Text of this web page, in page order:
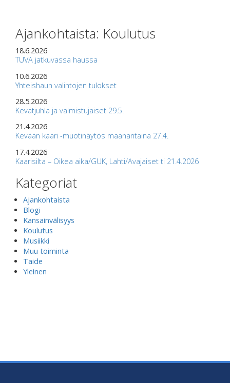
Ajankohtaista: Koulutus
18.6.2026
TUVA jatkuvassa haussa
10.6.2026
Yhteishaun valintojen tulokset
28.5.2026
Kevätjuhla ja valmistujaiset 29.5.
21.4.2026
Kevään kaari -muotinäytös maanantaina 27.4.
17.4.2026
Kaarisilta – Oikea aika/GUK, Lahti/Avajaiset ti 21.4.2026
Kategoriat
Ajankohtaista
Blogi
Kansainvälisyys
Koulutus
Musiikki
Muu toiminta
Taide
Yleinen